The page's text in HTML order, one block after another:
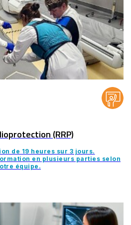
(RRP)
de 19 heures sur 3 jours.
en plusieurs parties selon
équipe.